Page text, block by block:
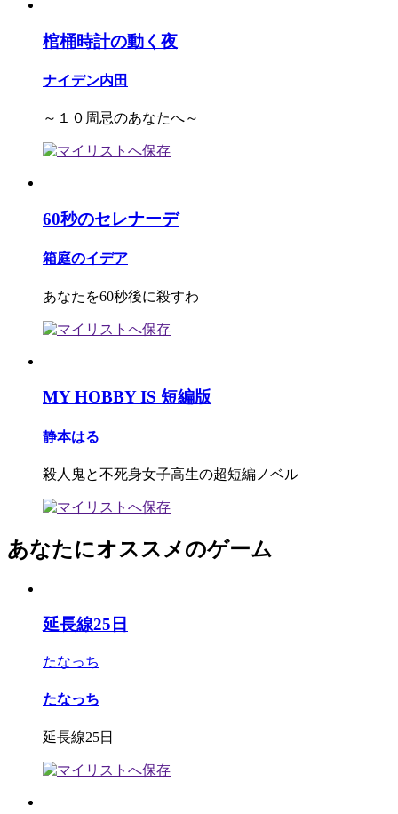
棺桶時計の動く夜
ナイデン内田
～１０周忌のあなたへ～
60秒のセレナーデ
箱庭のイデア
あなたを60秒後に殺すわ
MY HOBBY IS 短編版
静本はる
殺人鬼と不死身女子高生の超短編ノベル
あなたにオススメのゲーム
延長線25日
たなっち
たなっち
延長線25日